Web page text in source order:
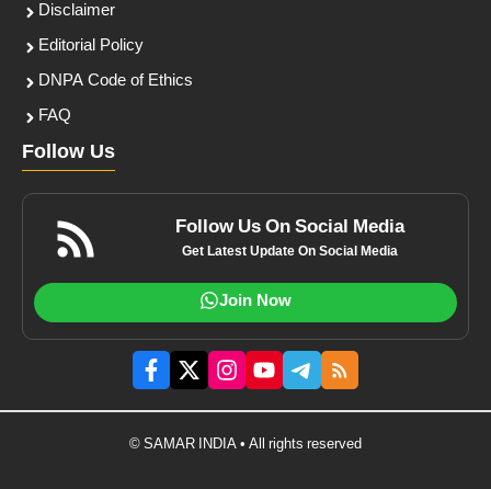
Disclaimer
Editorial Policy
DNPA Code of Ethics
FAQ
Follow Us
Follow Us On Social Media
Get Latest Update On Social Media
Join Now
© SAMAR INDIA • All rights reserved